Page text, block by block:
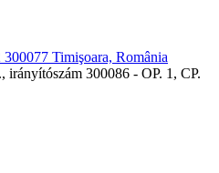
Timişoara, România
irányítószám 300086 - OP. 1, CP.